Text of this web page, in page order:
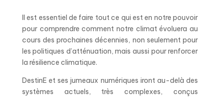
Il est essentiel de faire tout ce qui est en notre pouvoir
pour comprendre comment notre climat évoluera au
cours des prochaines décennies, non seulement pour
les politiques d’atténuation, mais aussi pour renforcer
la résilience climatique.
DestinE et ses jumeaux numériques iront au-delà des
systèmes actuels, très complexes, conçus